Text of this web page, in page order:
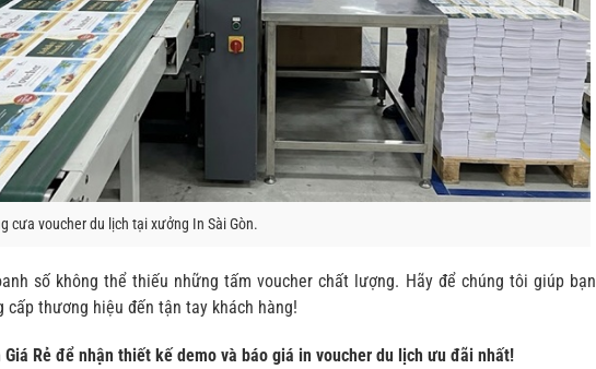
cưa voucher du lịch tại xưởng In Sài Gòn.
số không thể thiếu những tấm voucher chất lượng. Hãy để chúng tôi giúp bạn
thương hiệu đến tận tay khách hàng!
Giá Rẻ để nhận thiết kế demo và báo giá in voucher du lịch ưu đãi nhất!